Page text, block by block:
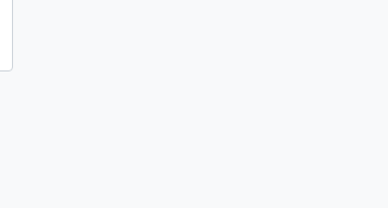
au presse-papier